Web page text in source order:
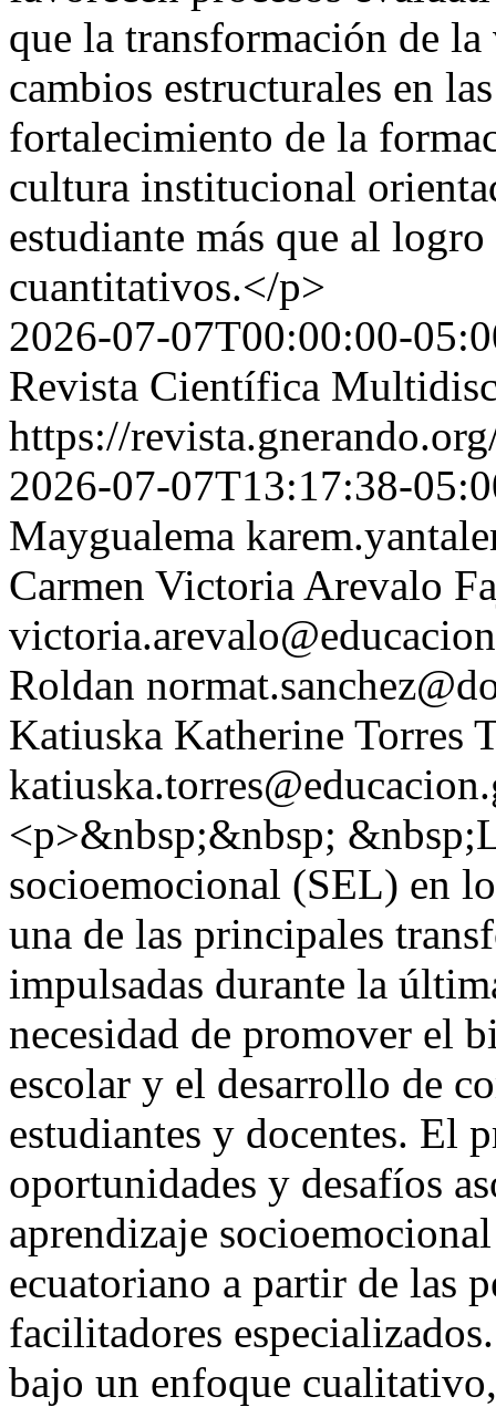
que la transformación de
cambios estructurales en
fortalecimiento de la
cultura institucional
estudiante más que al
cuantitativos.</p>
2026-07-07T00:00:00-
Revista Científica
https://
2026-07-07T13:17:38-
Maygualema
Carmen Victoria Arevalo
Roldan
Katiuska Katherine Torres
<p>&nbsp;&nbsp;
socioemocional (SEL) en
una de las principales
impulsadas durante la
necesidad de promover el
escolar y el desarrollo de
estudiantes y docentes. El
oportunidades y desafíos
aprendizaje
ecuatoriano a partir de las
facilitadores
bajo un enfoque